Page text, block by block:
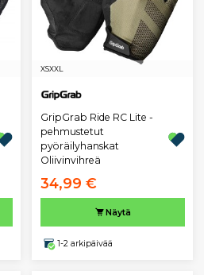
XSXXL
GripGrab Ride RC Lite -
pehmustetut
pyöräilyhanskat
Oliivinvihreä
34,99 €
Näytä
1-2 arkipäivää